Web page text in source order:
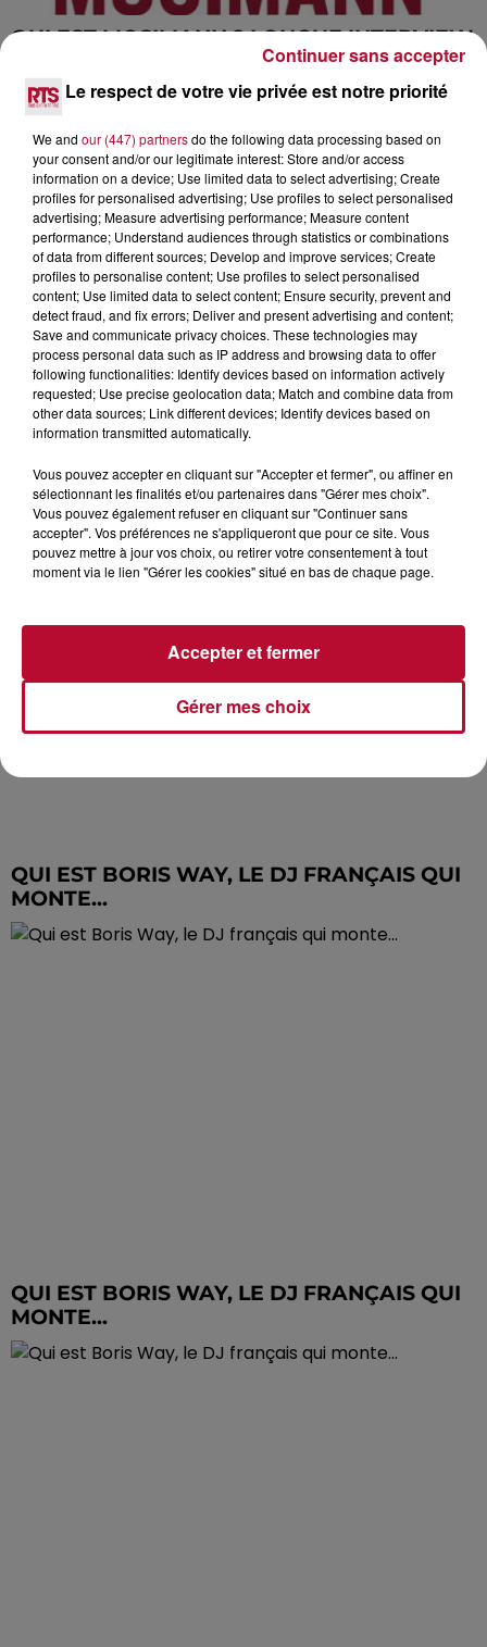
QUI EST MOSIMANN ? LONGUE INTERVIEW
MONTE...
QUI EST BORIS WAY, LE DJ FRANÇAIS QUI
MONTE...
QUI EST BORIS WAY, LE DJ FRANÇAIS QUI
MONTE...
Le respect de votre vie privée est notre priorité
We and our (447) partnersdo the following data processing based on
your consent and/or our legitimate interest: Store and/or access
information on a device; Use limited data to select advertising; Create
profiles for personalised advertising; Use profiles to select personalised
advertising; Measure advertising performance; Measure content
performance; Understand audiences through statistics or combinations
of data from different sources; Develop and improve services; Create
profiles to personalise content; Use profiles to select personalised
content; Use limited data to select content; Ensure security, prevent and
detect fraud, and fix errors; Deliver and present advertising and content;
Save and communicate privacy choices. These technologies may
process personal data such as IP address and browsing data to offer
following functionalities: Identify devices based on information actively
requested; Use precise geolocation data; Match and combine data from
other data sources; Link different devices; Identify devices based on
information transmitted automatically.
Vous pouvez accepter en cliquant sur "Accepter et fermer", ou affiner en
sélectionnant les finalités et/ou partenaires dans "Gérer mes choix".
Vous pouvez également refuser en cliquant sur "Continuer sans
accepter". Vos préférences ne s'appliqueront que pour ce site. Vous
pouvez mettre à jour vos choix, ou retirer votre consentement à tout
moment via le lien "Gérer les cookies" situé en bas de chaque page.
Gérer mes choix
Accepter et fermer
Continuer sans accepter